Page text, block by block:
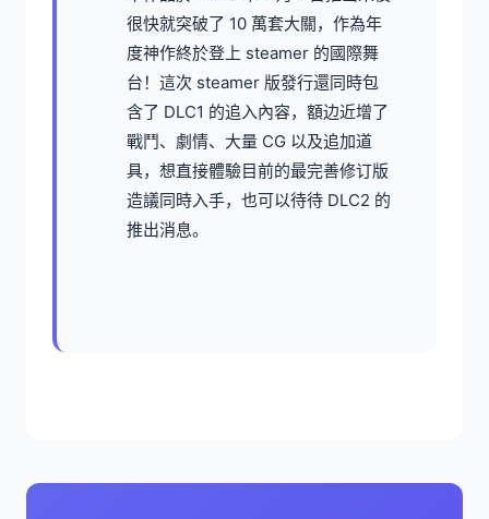
很快就突破了 10 萬套大關，作為年
度神作終於登上 steamer 的國際舞
台！這次 steamer 版發行還同時包
含了 DLC1 的追入內容，額边近增了
戰鬥、劇情、大量 CG 以及追加道
具，想直接體驗目前的最完善修订版
造議同時入手，也可以待待 DLC2 的
推出消息。